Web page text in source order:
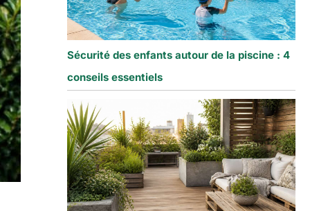
Sécurité des enfants autour de la piscine : 4
conseils essentiels